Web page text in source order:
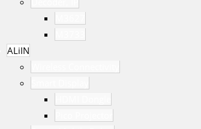
ALiIN